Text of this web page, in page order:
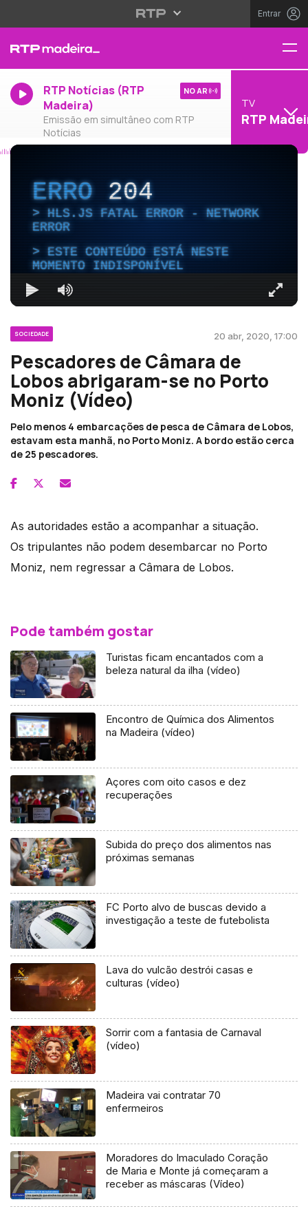
Entrar
RTP Notícias (RTP
Madeira)
Emissão em simultâneo com RTP
Notícias
NO AR
TV
RTP
ERRO204
HLS.JS FATAL ERROR - NETWORK
ERROR
ESTE CONTEÚDO ESTÁ NESTE
MOMENTO INDISPONÍVEL
SOCIEDADE 20 abr, 2020, 17:00
Pescadores de Câmara de
Lobos abrigaram-se no Porto
Moniz (Vídeo)
Pelo menos 4 embarcações de pesca de Câmara de Lobos,
estavam esta manhã, no Porto Moniz. A bordo estão cerca
de 25 pescadores.
As autoridades estão a acompanhar a situação.
Os tripulantes não podem desembarcar no Porto
Moniz, nem regressar a Câmara de Lobos.
Pode também gostar
Turistas ficam encantados com a
beleza natural da ilha (vídeo)
Encontro de Química dos Alimentos
na Madeira (vídeo)
Açores com oito casos e dez
recuperações
Subida do preço dos alimentos nas
próximas semanas
FC Porto alvo de buscas devido a
investigação a teste de futebolista
Lava do vulcão destrói casas e
culturas (vídeo)
Sorrir com a fantasia de Carnaval
(vídeo)
Madeira vai contratar 70
enfermeiros
Moradores do Imaculado Coração
de Maria e Monte já começaram a
receber as máscaras (Vídeo)